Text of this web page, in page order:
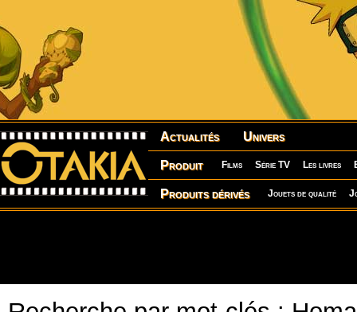
Actualités Univers
Produit Films Série TV Les livres
Produits dérivés Jouets de qualité